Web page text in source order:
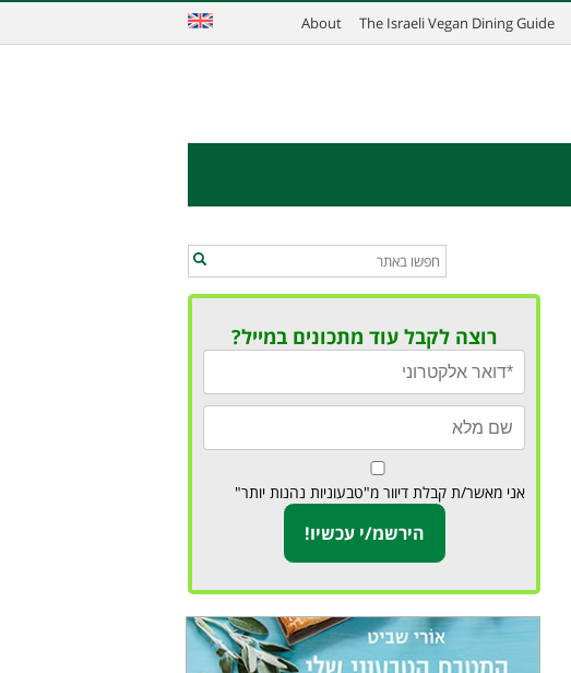
The Israeli Vegan Dining Guide
About
רוצה לקבל עוד מתכונים במייל?
אני מאשר/ת קבלת דיוור מ"טבעוניות נהנות יותר"